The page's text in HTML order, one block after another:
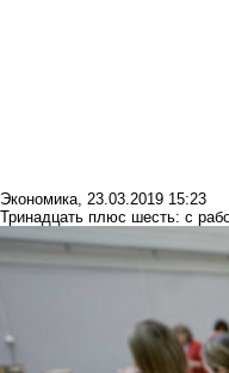
Экономика, 23.03.2019 15:23
Тринадцать плюс шесть: с